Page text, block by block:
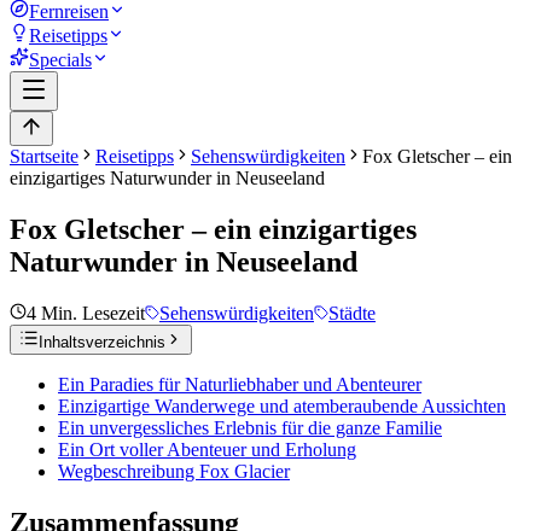
Fernreisen
Reisetipps
Specials
Startseite Reisetipps Sehenswürdigkeiten
Fox Gletscher – ein
einzigartiges Naturwunder in Neuseeland
Fox Gletscher – ein einzigartiges
Naturwunder in Neuseeland
4 Min. Lesezeit Sehenswürdigkeiten Städte
Inhaltsverzeichnis
Ein Paradies für Naturliebhaber und Abenteurer
Einzigartige Wanderwege und atemberaubende Aussichten
Ein unvergessliches Erlebnis für die ganze Familie
Ein Ort voller Abenteuer und Erholung
Wegbeschreibung Fox Glacier
Zusammenfassung